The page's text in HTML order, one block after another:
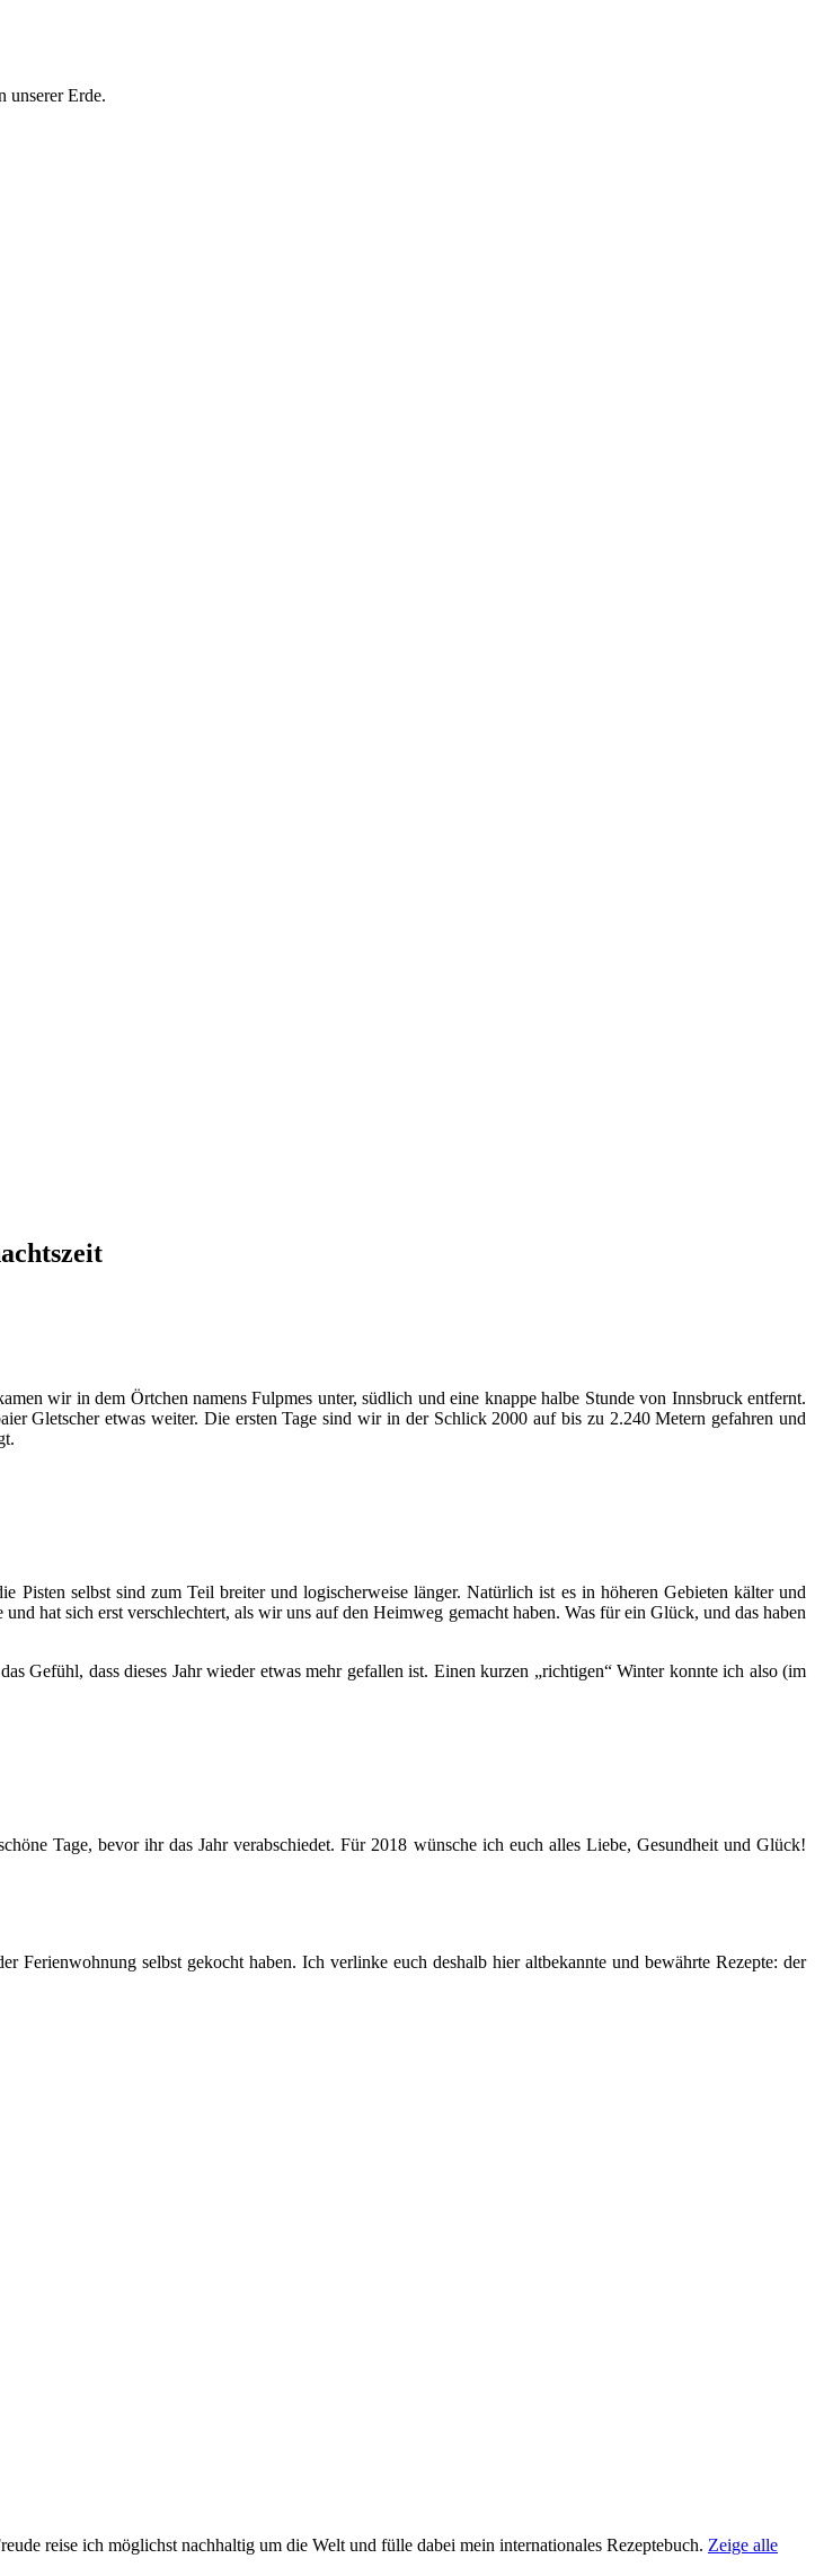
unserer Erde.
wir in dem Örtchen namens Fulpmes unter, südlich und eine knappe halbe Stunde von Innsbruck entfernt.
Gletscher etwas weiter. Die ersten Tage sind wir in der Schlick 2000 auf bis zu 2.240 Metern gefahren und
selbst sind zum Teil breiter und logischerweise länger. Natürlich ist es in höheren Gebieten kälter und
hat sich erst verschlechtert, als wir uns auf den Heimweg gemacht haben. Was für ein Glück, und das haben
Gefühl, dass dieses Jahr wieder etwas mehr gefallen ist. Einen kurzen „richtigen“ Winter konnte ich also (im
Tage, bevor ihr das Jahr verabschiedet. Für 2018 wünsche ich euch alles Liebe, Gesundheit und Glück!
selbst gekocht haben. Ich verlinke euch deshalb hier altbekannte und bewährte Rezepte: der
reise ich möglichst nachhaltig um die Welt und fülle dabei mein internationales Rezeptebuch. Zeige alle